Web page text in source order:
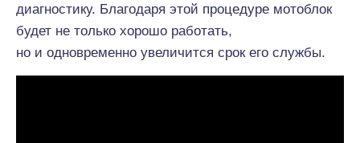
диагностику. Благодаря этой процедуре мотоблок
будет не только хорошо работать,
но и одновременно увеличится срок его службы.